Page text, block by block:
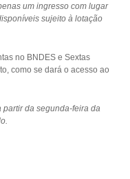
um ingresso com lugar
sujeito à lotação
no BNDES e Sextas
como se dará o acesso ao
da segunda-feira da